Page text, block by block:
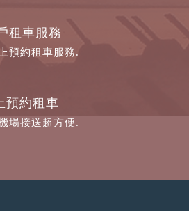
租車服務
預約租車服務.
預約租車
場接送超方便.